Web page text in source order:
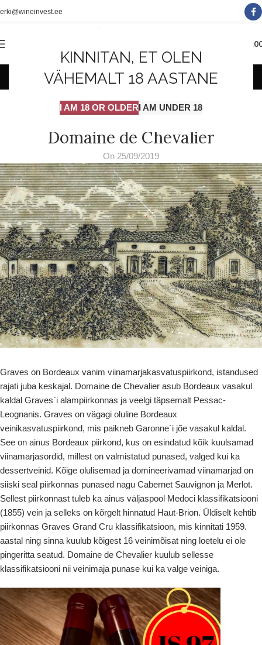
KINNITAN, ET OLEN
VÄHEMALT 18 AASTANE
I AM 18 OR OLDERI AM UNDER 18
erki@wineinvest.ee
Minu blogi
Kõrge arengupotentsiaaliga
Domaine de Chevalier
On 25/09/2019
Graves on Bordeaux vanim viinamarjakasvatuspiirkond, istandused
rajati juba keskajal. Domaine de Chevalier asub Bordeaux vasakul
kaldal Graves`i alampiirkonnas ja veelgi täpsemalt Pessac-
Leognanis. Graves on vägagi oluline Bordeaux
veinikasvatuspiirkond, mis paikneb Garonne`i jõe vasakul kaldal.
See on ainus Bordeaux piirkond, kus on esindatud kõik kuulsamad
viinamarjasordid, millest on valmistatud punased, valged kui ka
dessertveinid. Kõige olulisemad ja domineerivamad viinamarjad on
siiski seal piirkonnas punased nagu Cabernet Sauvignon ja Merlot.
Sellest piirkonnast tuleb ka ainus väljaspool Medoci klassifikatsiooni
(1855) vein ja selleks on kõrgelt hinnatud Haut-Brion. Üldiselt kehtib
piirkonnas Graves Grand Cru klassifikatsioon, mis kinnitati 1959.
aastal ning sinna kuulub kõigest 16 veinimõisat ning loetelu ei ole
pingeritta seatud. Domaine de Chevalier kuulub sellesse
klassifikatsiooni nii veinimaja punase kui ka valge veiniga.